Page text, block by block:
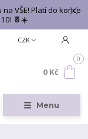
VŠE! Platí do konce
🍍☀️
Menu
CZK
0
0 Kč